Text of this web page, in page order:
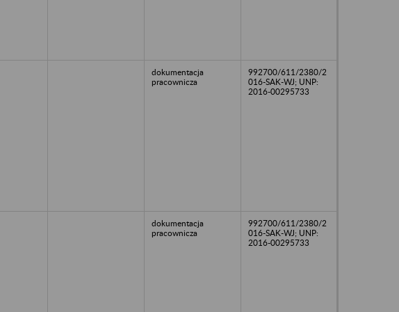
dokumentacja
pracownicza
992700/611/2380/2
016-SAK-WJ; UNP:
2016-00295733
dokumentacja
pracownicza
992700/611/2380/2
016-SAK-WJ; UNP:
2016-00295733